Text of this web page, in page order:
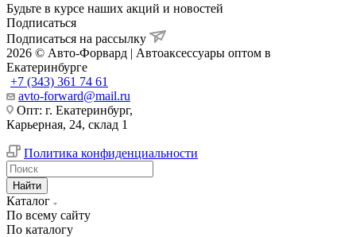
Будьте в курсе наших акций и новостей
Подписаться
Подписаться на рассылку
2026 © Авто-Форвард | Автоаксессуары оптом в
Екатеринбурге
+7 (343) 361 74 61
avto-forward@mail.ru
Опт: г. Екатеринбург,
Карьерная, 24, склад 1
Политика конфиденциальности
Найти
Каталог
По всему сайту
По каталогу